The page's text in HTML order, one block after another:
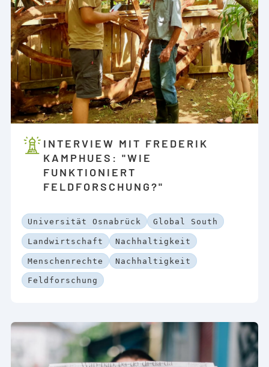
INTERVIEW MIT FREDERIK
KAMPHUES: "WIE
FUNKTIONIERT
FELDFORSCHUNG?"
Universität Osnabrück Global South
Landwirtschaft Nachhaltigkeit
Menschenrechte Nachhaltigkeit
Feldforschung